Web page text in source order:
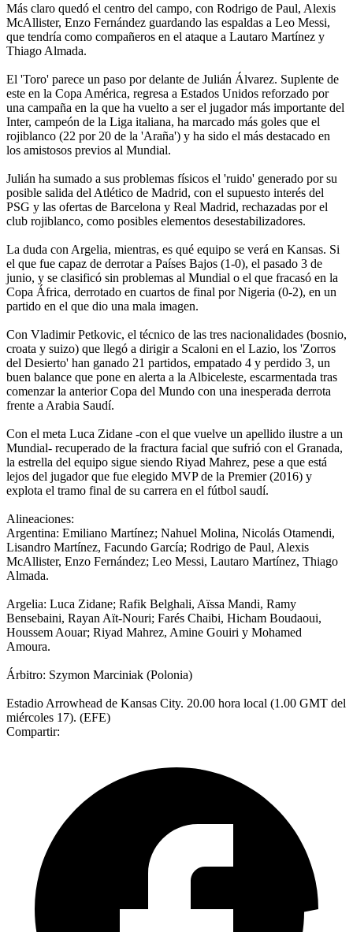
Más claro quedó el centro del campo, con Rodrigo de Paul, Alexis
McAllister, Enzo Fernández guardando las espaldas a Leo Messi,
que tendría como compañeros en el ataque a Lautaro Martínez y
Thiago Almada.
El 'Toro' parece un paso por delante de Julián Álvarez. Suplente de
este en la Copa América, regresa a Estados Unidos reforzado por
una campaña en la que ha vuelto a ser el jugador más importante del
Inter, campeón de la Liga italiana, ha marcado más goles que el
rojiblanco (22 por 20 de la 'Araña') y ha sido el más destacado en
los amistosos previos al Mundial.
Julián ha sumado a sus problemas físicos el 'ruido' generado por su
posible salida del Atlético de Madrid, con el supuesto interés del
PSG y las ofertas de Barcelona y Real Madrid, rechazadas por el
club rojiblanco, como posibles elementos desestabilizadores.
La duda con Argelia, mientras, es qué equipo se verá en Kansas. Si
el que fue capaz de derrotar a Países Bajos (1-0), el pasado 3 de
junio, y se clasificó sin problemas al Mundial o el que fracasó en la
Copa África, derrotado en cuartos de final por Nigeria (0-2), en un
partido en el que dio una mala imagen.
Con Vladimir Petkovic, el técnico de las tres nacionalidades (bosnio,
croata y suizo) que llegó a dirigir a Scaloni en el Lazio, los 'Zorros
del Desierto' han ganado 21 partidos, empatado 4 y perdido 3, un
buen balance que pone en alerta a la Albiceleste, escarmentada tras
comenzar la anterior Copa del Mundo con una inesperada derrota
frente a Arabia Saudí.
Con el meta Luca Zidane -con el que vuelve un apellido ilustre a un
Mundial- recuperado de la fractura facial que sufrió con el Granada,
la estrella del equipo sigue siendo Riyad Mahrez, pese a que está
lejos del jugador que fue elegido MVP de la Premier (2016) y
explota el tramo final de su carrera en el fútbol saudí.
Alineaciones:
Argentina: Emiliano Martínez; Nahuel Molina, Nicolás Otamendi,
Lisandro Martínez, Facundo García; Rodrigo de Paul, Alexis
McAllister, Enzo Fernández; Leo Messi, Lautaro Martínez, Thiago
Almada.
Argelia: Luca Zidane; Rafik Belghali, Aïssa Mandi, Ramy
Bensebaini, Rayan Aït-Nouri; Farés Chaibi, Hicham Boudaoui,
Houssem Aouar; Riyad Mahrez, Amine Gouiri y Mohamed
Amoura.
Árbitro: Szymon Marciniak (Polonia)
Estadio Arrowhead de Kansas City. 20.00 hora local (1.00 GMT del
miércoles 17). (EFE)
Compartir: